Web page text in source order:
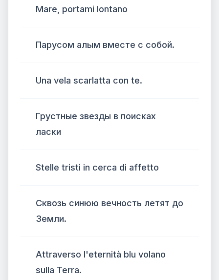
Mare, portami lontano
Парусом алым вместе с собой.
Una vela scarlatta con te.
Грустные звезды в поисках
ласки
Stelle tristi in cerca di affetto
Сквозь синюю вечность летят до
Земли.
Attraverso l'eternità blu volano
sulla Terra.